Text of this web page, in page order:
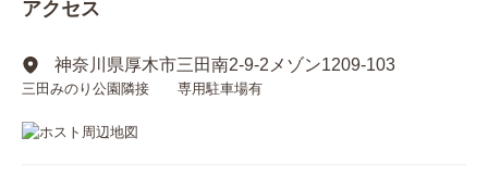
アクセス
神奈川県厚木市三田南2-9-2メゾン1209-103
三田みのり公園隣接 専用駐車場有